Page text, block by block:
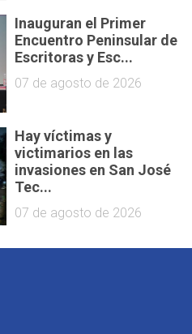
Inauguran el Primer
Encuentro Peninsular de
Escritoras y Esc...
07 de agosto de 2026
Hay víctimas y
victimarios en las
invasiones en San José
Tec...
07 de agosto de 2026